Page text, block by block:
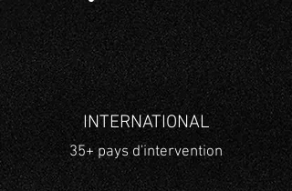
INTERNATIONAL
35+ pays d'intervention